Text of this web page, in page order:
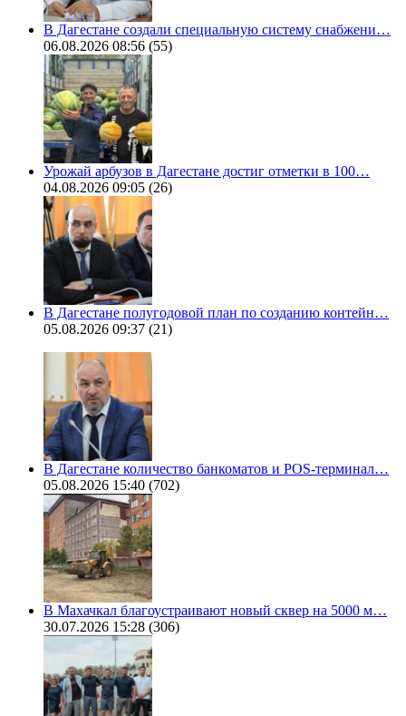
В Дагестане создали специальную систему снабжени…
06.08.2026 08:56 (55)
Урожай арбузов в Дагестане достиг отметки в 100…
04.08.2026 09:05 (26)
В Дагестане полугодовой план по созданию контейн…
05.08.2026 09:37 (21)
В Дагестане количество банкоматов и POS-терминал…
05.08.2026 15:40 (702)
В Махачкал благоустраивают новый сквер на 5000 м…
30.07.2026 15:28 (306)